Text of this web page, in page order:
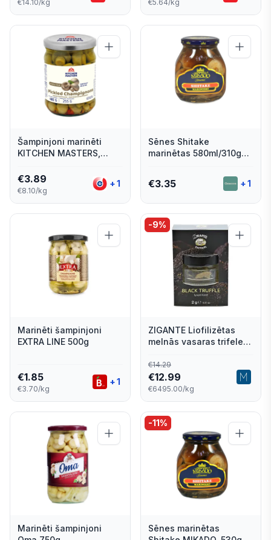
€14.10/kg €5.64/kg
Šampinjoni marinēti
KITCHEN MASTERS,
€3.89
€8.10/kg
+1
Sēnes Shitake
marinētas 580ml/310g
€3.35 +1
Marinēti šampinjoni
EXTRA LINE 500g
€1.85
€3.70/kg
+1
-9%
ZIGANTE Liofilizētas
melnās vasaras trifeles,
€14.29
€12.99
€6495.00/kg
Marinēti šampinjoni
-11%
Sēnes marinētas